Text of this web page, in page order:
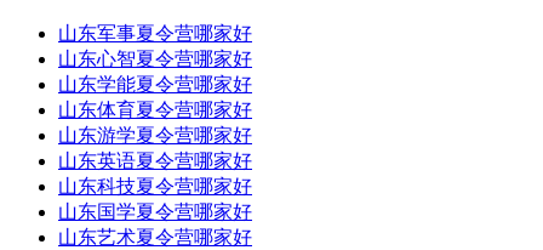
山东军事夏令营哪家好
山东心智夏令营哪家好
山东学能夏令营哪家好
山东体育夏令营哪家好
山东游学夏令营哪家好
山东英语夏令营哪家好
山东科技夏令营哪家好
山东国学夏令营哪家好
山东艺术夏令营哪家好